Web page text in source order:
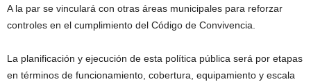
A la par se vinculará con otras áreas municipales para reforzar
controles en el cumplimiento del Código de Convivencia.
La planificación y ejecución de esta política pública será por etapas
en términos de funcionamiento, cobertura, equipamiento y escala